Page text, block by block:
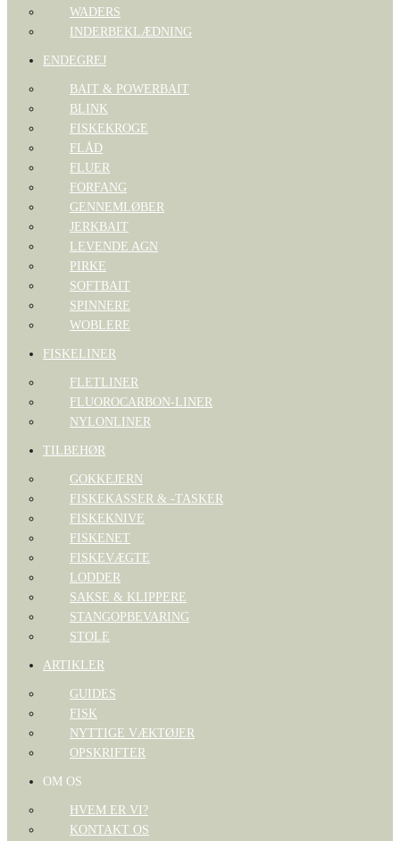
WADERS
INDERBEKLÆDNING
ENDEGREJ
BAIT & POWERBAIT
BLINK
FISKEKROGE
FLÅD
FLUER
FORFANG
GENNEMLØBER
JERKBAIT
LEVENDE AGN
PIRKE
SOFTBAIT
SPINNERE
WOBLERE
FISKELINER
FLETLINER
FLUOROCARBON-LINER
NYLONLINER
TILBEHØR
GOKKEJERN
FISKEKASSER & -TASKER
FISKEKNIVE
FISKENET
FISKEVÆGTE
LODDER
SAKSE & KLIPPERE
STANGOPBEVARING
STOLE
ARTIKLER
GUIDES
FISK
NYTTIGE VÆKTØJER
OPSKRIFTER
OM OS
HVEM ER VI?
KONTAKT OS